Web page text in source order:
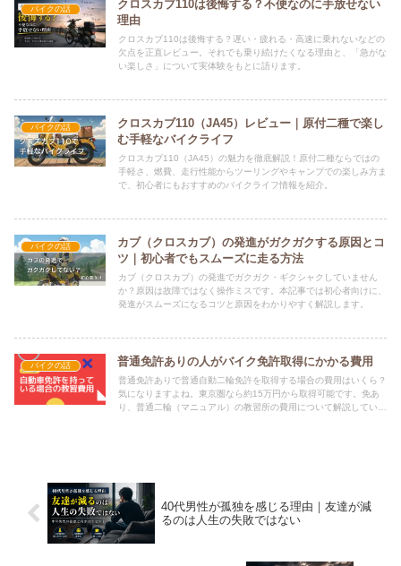
バイクの話
クロスカブ110は後悔する？不便なのに手放せない
理由
クロスカブ110は後悔する？遅い・疲れる・高速に乗れないなどの
欠点を正直レビュー。それでも乗り続けたくなる理由と、「急がな
い楽しさ」について実体験をもとに語ります。
バイクの話
クロスカブ110（JA45）レビュー｜原付二種で楽し
む手軽なバイクライフ
クロスカブ110（JA45）の魅力を徹底解説！原付二種ならではの
手軽さ、燃費、走行性能からツーリングやキャンプでの楽しみ方ま
で、初心者にもおすすめのバイクライフ情報を紹介。
バイクの話
カブ（クロスカブ）の発進がガクガクする原因とコ
ツ｜初心者でもスムーズに走る方法
カブ（クロスカブ）の発進でガクガク・ギクシャクしていません
か？原因は故障ではなく操作ミスです。本記事では初心者向けに、
発進がスムーズになるコツと原因をわかりやすく解説します。
バイクの話 普通免許ありの人がバイク免許取得にかかる費用
普通免許ありで普通自動二輪免許を取得する場合の費用はいくら？
気になりますよね。東京圏なら約15万円から取得可能です。免あ
り、普通二輪（マニュアル）の教習所の費用について解説していま
40代男性が孤独を感じる理由｜友達が減
るのは人生の失敗ではない